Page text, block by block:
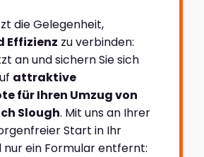
die Gelegenheit,
Effizienz zu verbinden:
an und sichern Sie sich
attraktive
für Ihren Umzug von
Slough. Mit uns an Ihrer
Start in Ihr
nur ein Formular entfernt: